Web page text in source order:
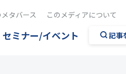
タバース このメディアについて
セミナー/イベント 記事